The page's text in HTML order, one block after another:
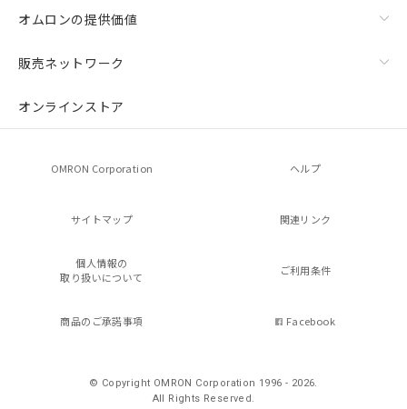
オムロンの提供価値
販売ネットワーク
オンラインストア
OMRON Corporation ヘルプ
サイトマップ 関連リンク
個人情報の
取り扱いについて
ご利用条件
商品のご承諾事項 Facebook
© Copyright OMRON Corporation 1996 - 2026.
All Rights Reserved.